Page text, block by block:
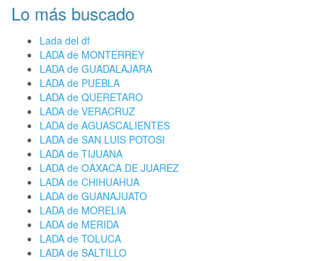
Lo más buscado
Lada del df
LADA de MONTERREY
LADA de GUADALAJARA
LADA de PUEBLA
LADA de QUERETARO
LADA de VERACRUZ
LADA de AGUASCALIENTES
LADA de SAN LUIS POTOSI
LADA de TIJUANA
LADA de OAXACA DE JUAREZ
LADA de CHIHUAHUA
LADA de GUANAJUATO
LADA de MORELIA
LADA de MERIDA
LADA de TOLUCA
LADA de SALTILLO